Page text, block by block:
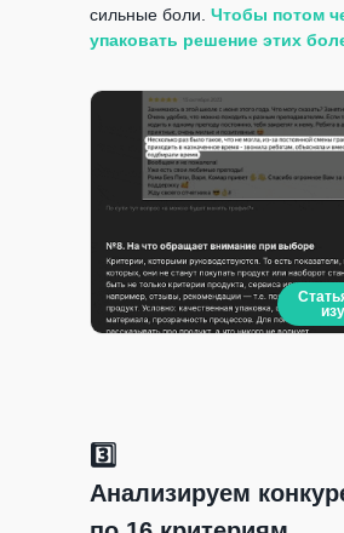
сильные боли. Чтобы потом
упаковать решение этих
3️⃣
Анализируем